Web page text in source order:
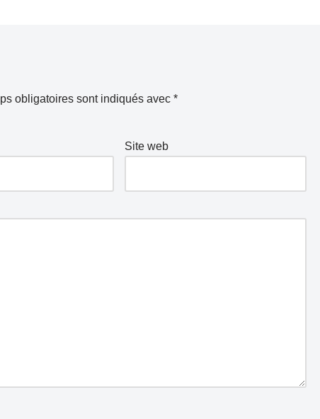
obligatoires sont indiqués avec *
Site web